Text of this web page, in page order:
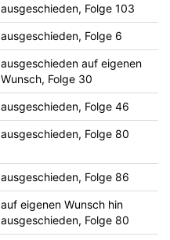
ausgeschieden, Folge 103
ausgeschieden, Folge 6
ausgeschieden auf eigenen
Wunsch, Folge 30
ausgeschieden, Folge 46
ausgeschieden, Folge 80
ausgeschieden, Folge 86
auf eigenen Wunsch hin
ausgeschieden, Folge 80